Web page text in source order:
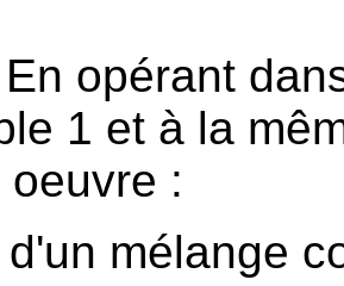
En opérant
1 et à la
oeuvre :
mélange